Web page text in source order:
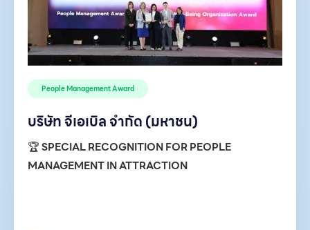
People Management Award
บริษัท จีเอเบิล จำกัด (มหาชน)
🏆SPECIAL RECOGNITION FOR PEOPLE
MANAGEMENT IN ATTRACTION